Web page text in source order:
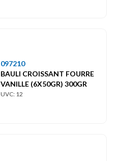
097210
BAULI CROISSANT FOURRE
VANILLE (6X50GR) 300GR
UVC: 12